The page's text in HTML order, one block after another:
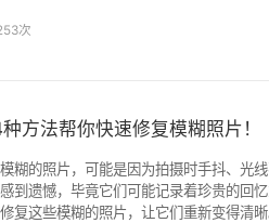
次
方法帮你快速修复模糊照片！
糊的照片，可能是因为拍摄时手抖、光
到遗憾，毕竟它们可能记录着珍贵的回
复这些模糊的照片，让它们重新变得清